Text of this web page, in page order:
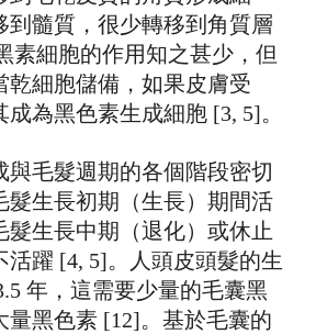
到髓質，很少轉移到角質層
素細胞的作用知之甚少，但
乾細胞儲備，如果皮膚受
為黑色素生成細胞 [3, 5]。
與毛髮週期的各個階段密切
髮生長初期（生長）期間活
髮生長中期（退化）或休止
活躍 [4, 5]。人頭皮頭髮的生
年，這需要少量的毛囊黑
量黑色素 [12]。基於毛囊的